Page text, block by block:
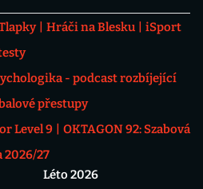
Hráči na Blesku
iSport
- podcast rozbíjející
přestupy
Level 9
OKTAGON 92: Szabová
2026/27
Léto 2026